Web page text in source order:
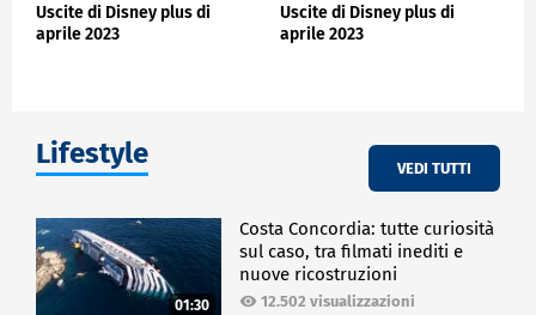
Uscite di Disney plus di
aprile 2023
Uscite di Disney plus di
aprile 2023
Lifestyle VEDI TUTTI
01:30
Costa Concordia: tutte curiosità
sul caso, tra filmati inediti e
nuove ricostruzioni
12.502 visualizzazioni